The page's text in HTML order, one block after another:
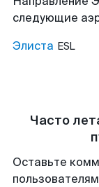
следующие
Элиста ESL
Часто
Оставьте